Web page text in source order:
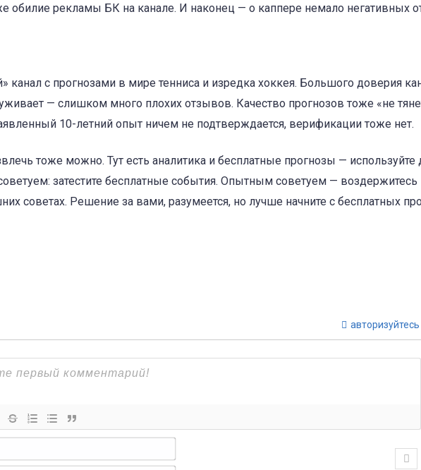
обилие рекламы БК на канале. И наконец — о каппере немало негативных
канал с прогнозами в мире тенниса и изредка хоккея. Большого доверия
— слишком много плохих отзывов. Качество прогнозов тоже «не
10-летний опыт ничем не подтверждается, верификации тоже нет.
тоже можно. Тут есть аналитика и бесплатные прогнозы — используйте
затестите бесплатные события. Опытным советуем — воздержитесь
советах. Решение за вами, разумеется, но лучше начните с бесплатных
авторизуйтесь